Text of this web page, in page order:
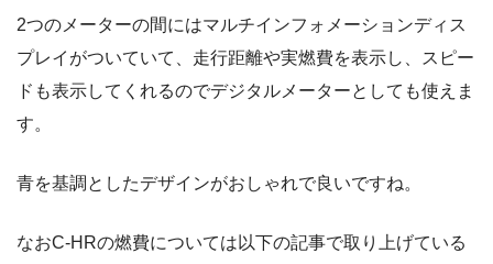
2つのメーターの間にはマルチインフォメーションディス
プレイがついていて、走行距離や実燃費を表示し、スピー
ドも表示してくれるのでデジタルメーターとしても使えま
す。
青を基調としたデザインがおしゃれで良いですね。
なおC-HRの燃費については以下の記事で取り上げている